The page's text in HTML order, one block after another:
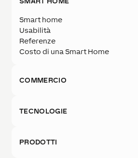
Smart home
Usabilità
Referenze
Costo di una Smart Home
COMMERCIO
TECNOLOGIE
PRODOTTI